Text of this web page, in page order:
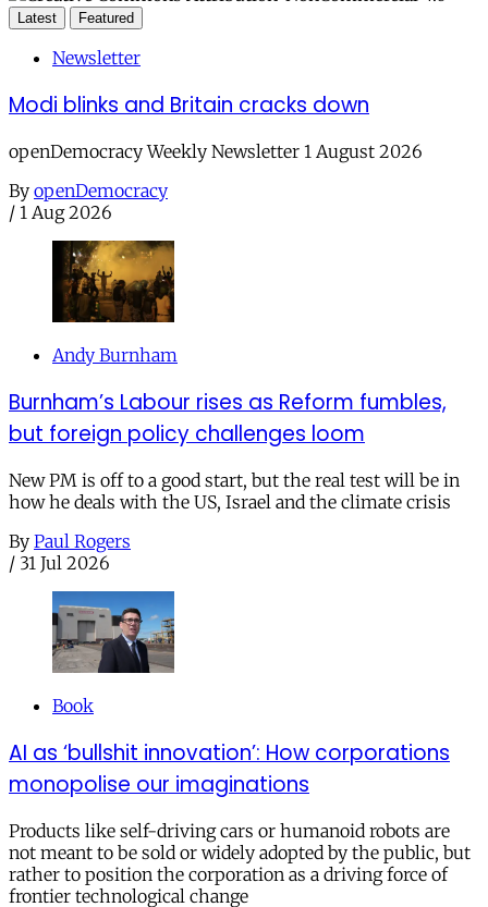
Latest Featured
Newsletter
Modi blinks and Britain cracks down
openDemocracy Weekly Newsletter 1 August 2026
By openDemocracy
/ 1 Aug 2026
Andy Burnham
Burnham’s Labour rises as Reform fumbles,
but foreign policy challenges loom
New PM is off to a good start, but the real test will be in
how he deals with the US, Israel and the climate crisis
By Paul Rogers
/ 31 Jul 2026
Book
AI as ‘bullshit innovation’: How corporations
monopolise our imaginations
Products like self-driving cars or humanoid robots are
not meant to be sold or widely adopted by the public, but
rather to position the corporation as a driving force of
frontier technological change